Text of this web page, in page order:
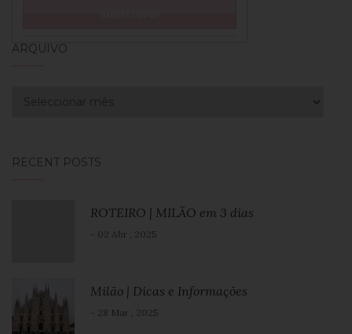
ARQUIVO
RECENT POSTS
ROTEIRO | MILÃO em 3 dias
- 02 Abr , 2025
Milão | Dicas e Informações
- 28 Mar , 2025